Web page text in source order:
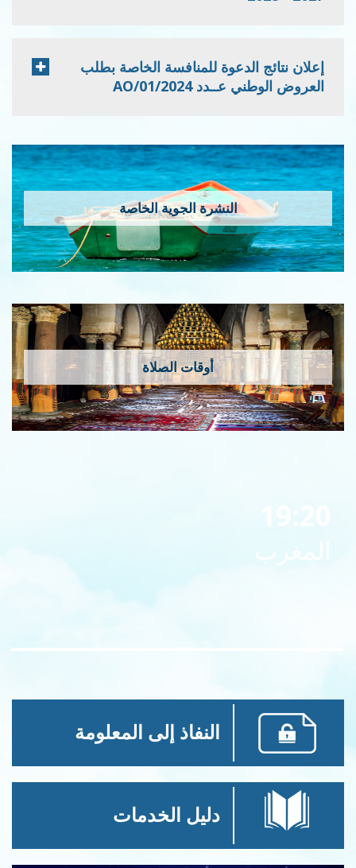
إعلان نتائج الدعوة للمنافسة الخاصة بطلب
العروض الوطني عــدد 2024/AO/01
النشرة الجوية الخاصة
أوقات الصلاة
المغرب
النفاذ إلى المعلومة
دليل الخدمات